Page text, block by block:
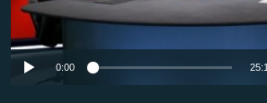
МУЛЬТИМЕДІА
ФОТО
0:00